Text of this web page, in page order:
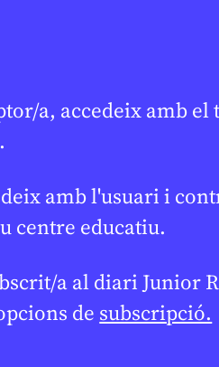
a, accedeix amb el
amb l'usuari i
centre educatiu.
a al diari Junior
de subscripció.